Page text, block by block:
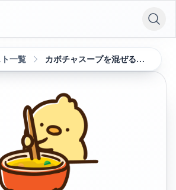
一覧 カボチャスープを混ぜるひよこ